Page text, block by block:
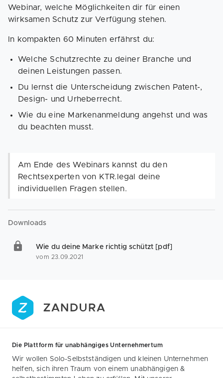
Webinar, welche Möglichkeiten dir für einen
wirksamen Schutz zur Verfügung stehen.
In kompakten 60 Minuten erfährst du:
Welche Schutzrechte zu deiner Branche und
deinen Leistungen passen.
Du lernst die Unterscheidung zwischen Patent-,
Design- und Urheberrecht.
Wie du eine Markenanmeldung angehst und was
du beachten musst.
Am Ende des Webinars kannst du den
Rechtsexperten von KTR.legal deine
individuellen Fragen stellen.
Downloads
Wie du deine Marke richtig schützt [pdf]
vom 23.09.2021
Die Plattform für unabhängiges Unternehmertum
Wir wollen Solo-Selbstständigen und kleinen Unternehmen
helfen, sich ihren Traum von einem unabhängigen &